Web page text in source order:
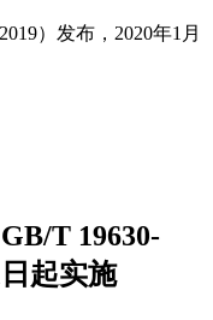
）发布，2020年1月
T 19630-
起实施